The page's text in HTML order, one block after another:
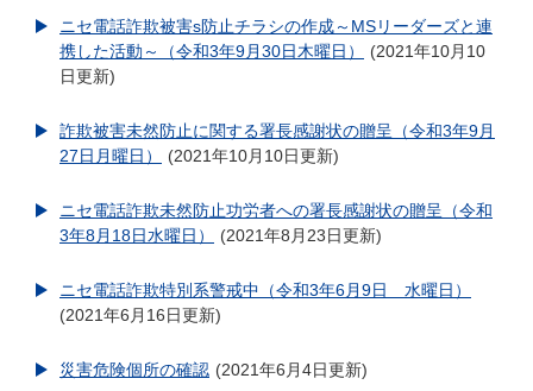
ニセ電話詐欺被害s防止チラシの作成～MSリーダーズと連
携した活動～（令和3年9月30日木曜日）
2021年10月10
日更新
詐欺被害未然防止に関する署長感謝状の贈呈（令和3年9月
27日月曜日）
2021年10月10日更新
ニセ電話詐欺未然防止功労者への署長感謝状の贈呈（令和
3年8月18日水曜日）
2021年8月23日更新
ニセ電話詐欺特別系警戒中（令和3年6月9日 水曜日）
2021年6月16日更新
災害危険個所の確認 2021年6月4日更新